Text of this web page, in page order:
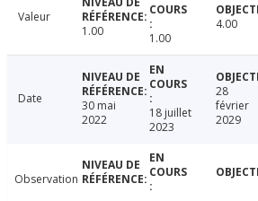
Valeur
1.00
1.00
4.00
Date
30 mai
2022
18 juillet
2023
28
février
2029
Observation